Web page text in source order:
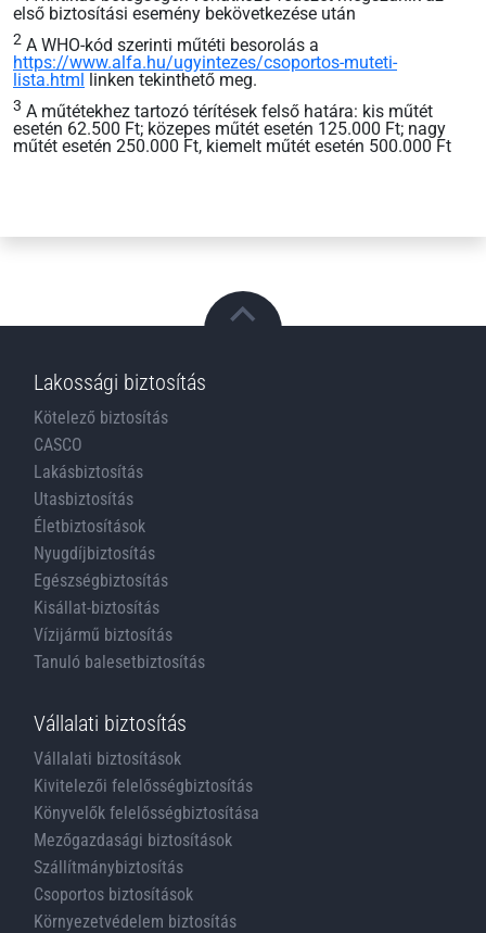
Lakossági biztosítás
Kötelező biztosítás
CASCO
Lakásbiztosítás
Utasbiztosítás
Életbiztosítások
Nyugdíjbiztosítás
Egészségbiztosítás
Kisállat-biztosítás
Vízijármű biztosítás
Tanuló balesetbiztosítás
Vállalati biztosítás
Vállalati biztosítások
Kivitelezői felelősségbiztosítás
Könyvelők felelősségbiztosítása
Mezőgazdasági biztosítások
Szállítmánybiztosítás
Csoportos biztosítások
Környezetvédelem biztosítás